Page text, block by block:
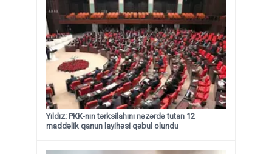
Yıldız: PKK-nın tərksilahını nəzərdə tutan 12
maddəlik qanun layihəsi qəbul olundu ​​​​​​​